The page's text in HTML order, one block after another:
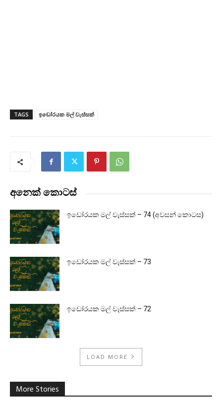
TAGS ඉඩෝරයක මල් වැස්සක්
අනෙක් කොටස්
ඉඩෝරයක මල් වැස්සක් – 74 (අවසන් කොටස)
ඉඩෝරයක මල් වැස්සක් – 73
ඉඩෝරයක මල් වැස්සක් – 72
LOAD MORE
More Stories